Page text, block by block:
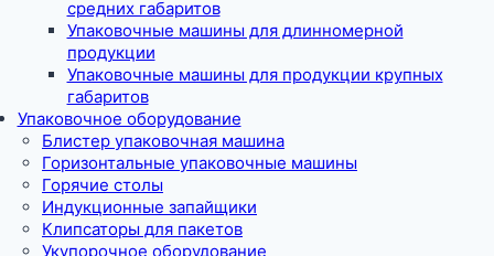
средних габаритов
Упаковочные машины для длинномерной
продукции
Упаковочные машины для продукции крупных
габаритов
Упаковочное оборудование
Блистер упаковочная машина
Горизонтальные упаковочные машины
Горячие столы
Индукционные запайщики
Клипсаторы для пакетов
Укупорочное оборудование